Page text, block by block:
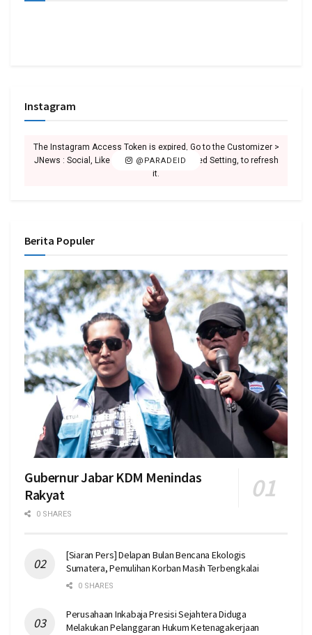
Instagram
@PARADEID
The Instagram Access Token is expired, Go to the Customizer >
JNews : Social, Like & View > Instagram Feed Setting, to refresh
it.
Berita Populer
Gubernur Jabar KDM Menindas
Rakyat
0 SHARES
[Siaran Pers] Delapan Bulan Bencana Ekologis
Sumatera, Pemulihan Korban Masih Terbengkalai
0 SHARES
Perusahaan Inkabaja Presisi Sejahtera Diduga
Melakukan Pelanggaran Hukum Ketenagakerjaan